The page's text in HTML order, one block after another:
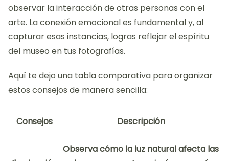
observar la interacción de otras personas con el
arte. La conexión emocional es fundamental y, al
capturar esas instancias, logras reflejar el espíritu
del museo en tus fotografías.
Aquí te dejo una tabla comparativa para organizar
estos consejos de manera sencilla:
Consejos Descripción
Observa cómo la luz natural afecta las